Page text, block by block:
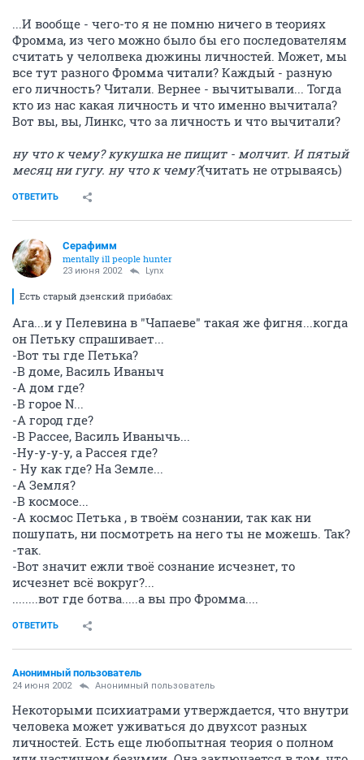
...И вообще - чего-то я не помню ничего в теориях
Фромма, из чего можно было бы его последователям
считать у челолвека дюжины личностей. Может, мы
все тут разного Фромма читали? Каждый - разную
его личность? Читали. Вернее - вычитывали... Тогда
кто из нас какая личность и что именно вычитала?
Вот вы, вы, Линкс, что за личность и что вычитали?
ну что к чему? кукушка не пищит - молчит. И пятый
месяц ни гугу. ну что к чему?(читать не отрываясь)
ОТВЕТИТЬ
Серафимм
mentally ill people hunter
23 июня 2002 Lynx
Есть старый дзенский прибабах:
Ага...и у Пелевина в "Чапаеве" такая же фигня...когда
он Петьку спрашивает...
-Вот ты где Петька?
-В доме, Василь Иваныч
-А дом где?
-В горое N...
-А город где?
-В Рассее, Василь Иванычь...
-Ну-у-у-у, а Рассея где?
- Ну как где? На Земле...
-А Земля?
-В космосе...
-А космос Петька , в твоём сознании, так как ни
пошупать, ни посмотреть на него ты не можешь. Так?
-так.
-Вот значит ежли твоё сознание исчезнет, то
исчезнет всё вокруг?...
........вот где ботва.....а вы про Фромма....
ОТВЕТИТЬ
Анонимный пользователь
24 июня 2002 Анонимный пользователь
Некоторыми психиатрами утверждается, что внутри
человека может уживаться до двухсот разных
личностей. Есть еще любопытная теория о полном